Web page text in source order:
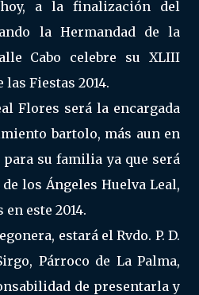
a la finalización del
la Hermandad de la
Cabo celebre su XLIII
Fiestas 2014.
Flores será la encargada
bartolo, más aun en
su familia ya que será
los Ángeles Huelva Leal,
este 2014.
estará el Rvdo. P. D.
Párroco de La Palma,
de presentarla y